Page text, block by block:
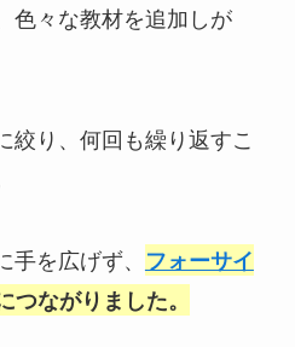
色々な教材を追加しが
絞り、何回も繰り返すこ
を広げず、 フォーサイ
ながりました。